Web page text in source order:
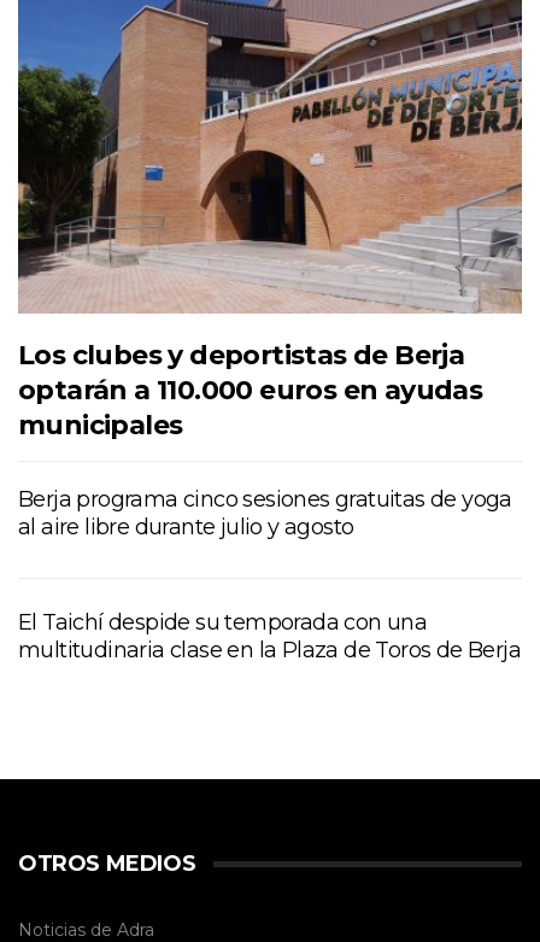
Los clubes y deportistas de Berja
optarán a 110.000 euros en ayudas
municipales
Berja programa cinco sesiones gratuitas de yoga
al aire libre durante julio y agosto
El Taichí despide su temporada con una
multitudinaria clase en la Plaza de Toros de Berja
OTROS MEDIOS
Noticias de Adra